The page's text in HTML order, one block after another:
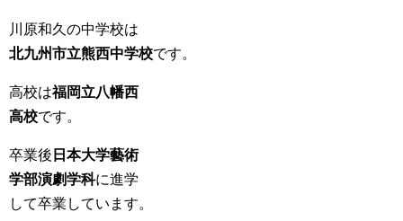
川原和久の中学校は
北九州市立熊西中学校です。
高校は福岡立八幡西
高校です。
卒業後 日本大学藝術
学部演劇学科に進学
して卒業しています。